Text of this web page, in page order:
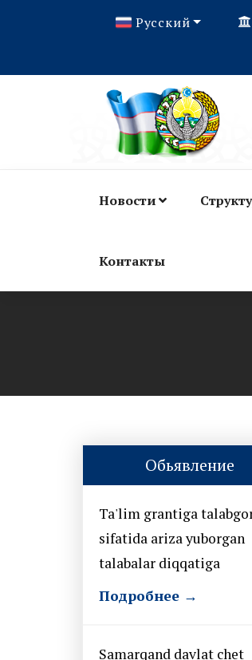
Русский
Новости
Контакты
Обьявление
Ta'lim grantiga
sifatida ariza yuborgan
talabalar diqqatiga
Подробнее →
Samarqand davlat chet